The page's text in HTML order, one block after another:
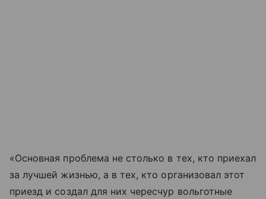
«Основная проблема не столько в тех, кто приехал
за лучшей жизнью, а в тех, кто организовал этот
приезд и создал для них чересчур вольготные